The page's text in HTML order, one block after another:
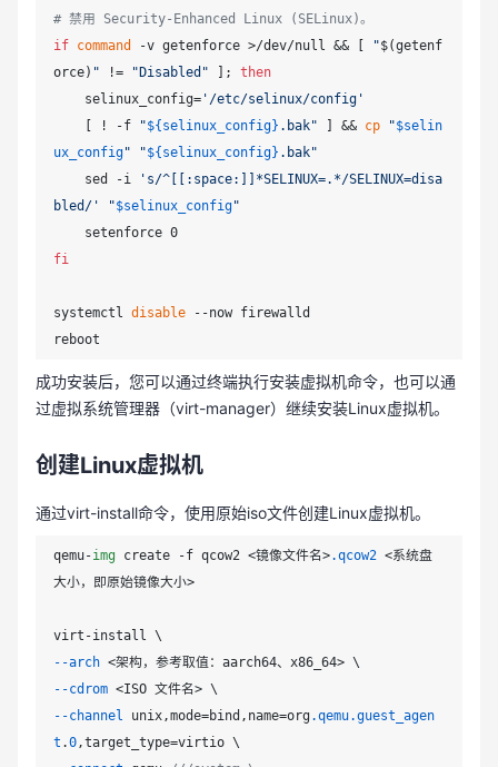
# 禁用 Security-Enhanced Linux (SELinux)。
if command -v getenforce >/dev/null && [ "$(getenf
orce) " != "Disabled" ]; then
    selinux_config=
'/etc/selinux/config'
    [ ! -f
"${selinux_config} .bak" ] && cp "$selin
ux_config" "${selinux_config} .bak"
    sed -i
's/^[[:space:]]*SELINUX=.*/SELINUX=disa
bled/'
"$selinux_config"
    setenforce 0
fi
systemctl disable --now firewalld
成功安装后，您可以通过终端执行安装虚拟机命令，也可以通
过虚拟系统管理器（virt-manager）继续安装Linux虚拟机。
创建Linux虚拟机
通过virt-install命令，使用原始iso文件创建Linux虚拟机。
qemu-img create -f qcow2 <镜像文件名>.qcow2 <系统盘
大小，即原始镜像大小>
--arch
--cdrom
--channel unix,mode=bind,name=org.qemu.guest_agen
t .0